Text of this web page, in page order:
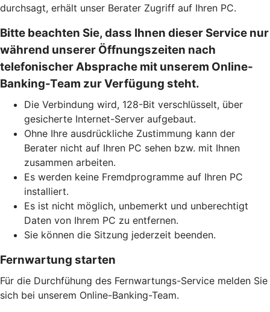
durchsagt, erhält unser Berater Zugriff auf Ihren PC.
Bitte beachten Sie, dass Ihnen dieser Service nur
während unserer Öffnungszeiten nach
telefonischer Absprache mit unserem Online-
Banking-Team zur Verfügung steht.
Die Verbindung wird, 128-Bit verschlüsselt, über
gesicherte Internet-Server aufgebaut.
Ohne Ihre ausdrückliche Zustimmung kann der
Berater nicht auf Ihren PC sehen bzw. mit Ihnen
zusammen arbeiten.
Es werden keine Fremdprogramme auf Ihren PC
installiert.
Es ist nicht möglich, unbemerkt und unberechtigt
Daten von Ihrem PC zu entfernen.
Sie können die Sitzung jederzeit beenden.
Fernwartung starten
Für die Durchfühung des Fernwartungs-Service melden Sie
sich bei unserem Online-Banking-Team.